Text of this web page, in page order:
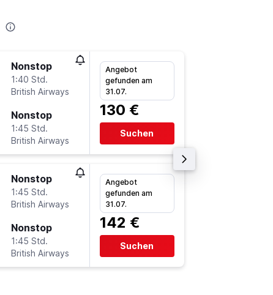
Nonstop
1:40 Std.
British Airways
Nonstop
1:45 Std.
British Airways
Angebot
gefunden am
31.07.
130 €
Suchen
Nonstop
1:45 Std.
British Airways
Nonstop
1:45 Std.
British Airways
Angebot
gefunden am
31.07.
142 €
Suchen